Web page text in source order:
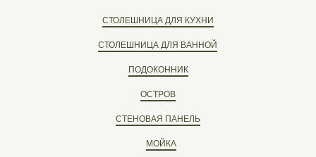
СТОЛЕШНИЦА ДЛЯ КУХНИ
СТОЛЕШНИЦА ДЛЯ ВАННОЙ
ПОДОКОННИК
СТЕНОВАЯ ПАНЕЛЬ
МОЙКА
ОСТРОВ